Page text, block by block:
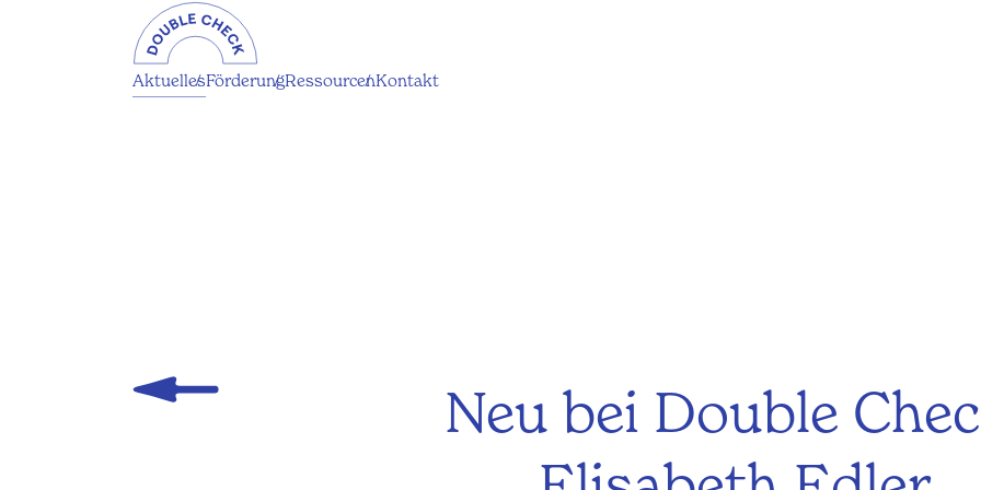
AktuellesFörderungRessourcenKontakt
Neu bei Double